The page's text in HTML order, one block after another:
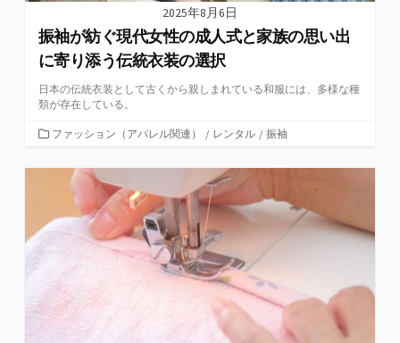
2025年8月6日
振袖が紡ぐ現代女性の成人式と家族の思い出
に寄り添う伝統衣装の選択
日本の伝統衣装として古くから親しまれている和服には、多様な種
類が存在している。
カ
ゴ
ファッション（アパレル関連） / レンタル / 振袖